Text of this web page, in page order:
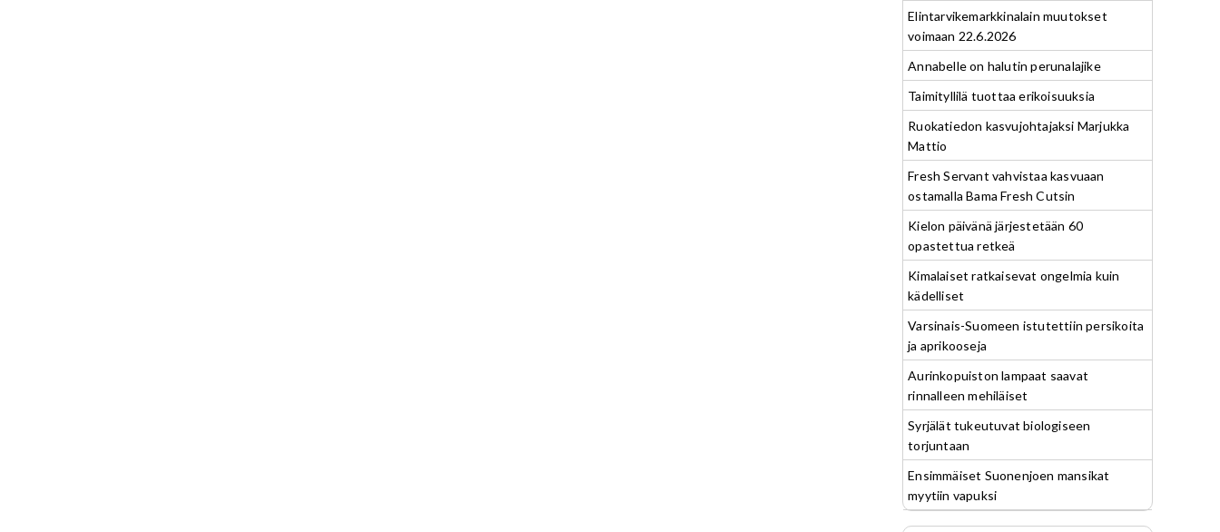
Elintarvikemarkkinalain muutokset
voimaan 22.6.2026
Annabelle on halutin perunalajike
Taimityllilä tuottaa erikoisuuksia
Ruokatiedon kasvujohtajaksi Marjukka
Mattio
Fresh Servant vahvistaa kasvuaan
ostamalla Bama Fresh Cutsin
Kielon päivänä järjestetään 60
opastettua retkeä
Kimalaiset ratkaisevat ongelmia kuin
kädelliset
Varsinais-Suomeen istutettiin persikoita
ja aprikooseja
Aurinkopuiston lampaat saavat
rinnalleen mehiläiset
Syrjälät tukeutuvat biologiseen
torjuntaan
Ensimmäiset Suonenjoen mansikat
myytiin vapuksi